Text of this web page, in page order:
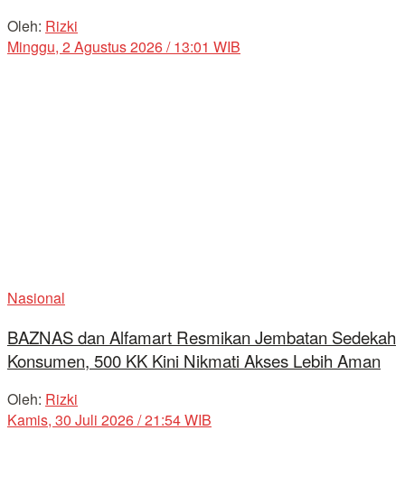
Oleh: Rizki
Minggu, 2 Agustus 2026 / 13:01 WIB
Nasional
BAZNAS dan Alfamart Resmikan Jembatan Sedekah
Konsumen, 500 KK Kini Nikmati Akses Lebih Aman
Oleh: Rizki
Kamis, 30 Juli 2026 / 21:54 WIB